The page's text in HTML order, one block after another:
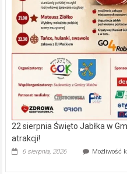
22 sierpnia Święto Jabłka w
atrakcji!
6 sierpnia, 2026 Możliwość